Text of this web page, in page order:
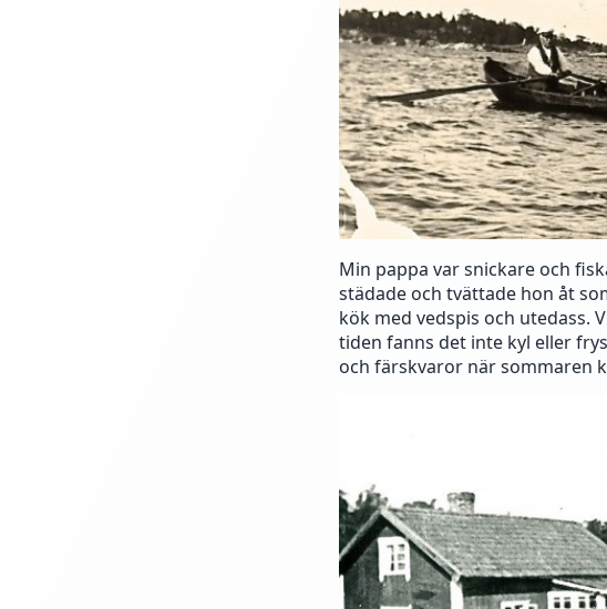
Min pappa var snickare och
städade och tvättade hon åt
kök med vedspis och utedass.
tiden fanns det inte kyl eller
och färskvaror när sommaren